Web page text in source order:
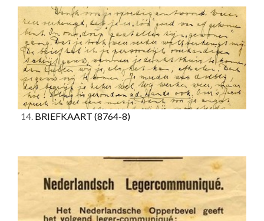
14. BRIEFKAART (8764-8)